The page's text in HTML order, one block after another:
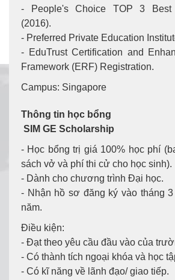
- People's Choice TOP 3 Best
(2016).
- Preferred Private Education
- EduTrust Certification and
Framework (ERF) Registration.
Campus: Singapore
Thông tin học bổng
SIM GE Scholarship
- Học bổng trị giá 100% học phí
sách vở và phí thi cử cho học sinh).
- Dành cho chương trình Đại học.
- Nhận hồ sơ đăng ký vào tháng
năm.
Điều kiện:
- Đạt theo yêu cầu đầu vào của
- Có thành tích ngoại khóa và học
- Có kĩ năng về lãnh đạo/ giao tiếp.